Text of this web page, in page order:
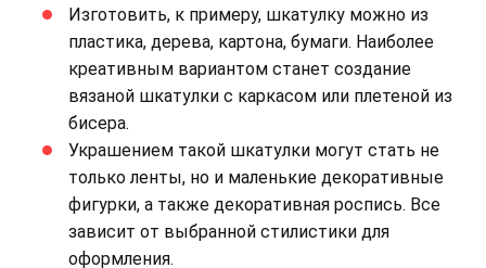
Изготовить, к примеру, шкатулку можно из
пластика, дерева, картона, бумаги. Наиболее
креативным вариантом станет создание
вязаной шкатулки с каркасом или плетеной из
бисера.
Украшением такой шкатулки могут стать не
только ленты, но и маленькие декоративные
фигурки, а также декоративная роспись. Все
зависит от выбранной стилистики для
оформления.